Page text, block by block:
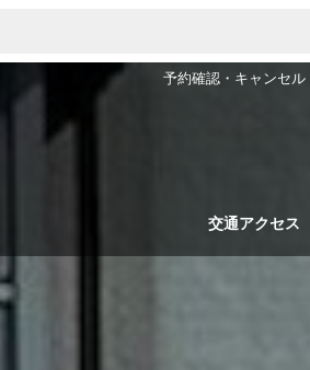
予約確認・キャンセル
交通アクセス